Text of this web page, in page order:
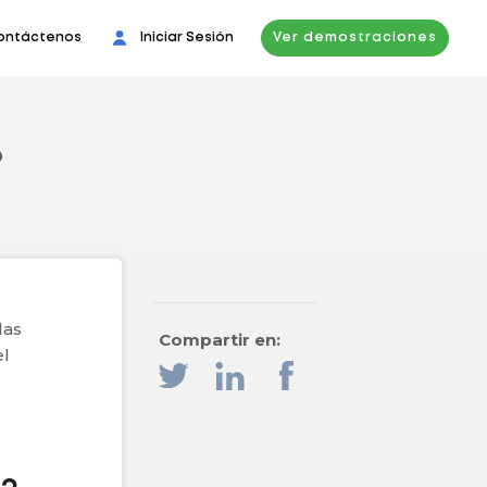
Iniciar Sesión Ver demostraciones
Compartir en: